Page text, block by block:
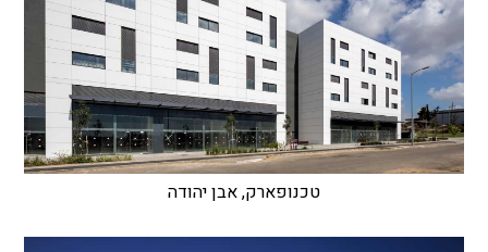
טכנופארק, אבן יהודה